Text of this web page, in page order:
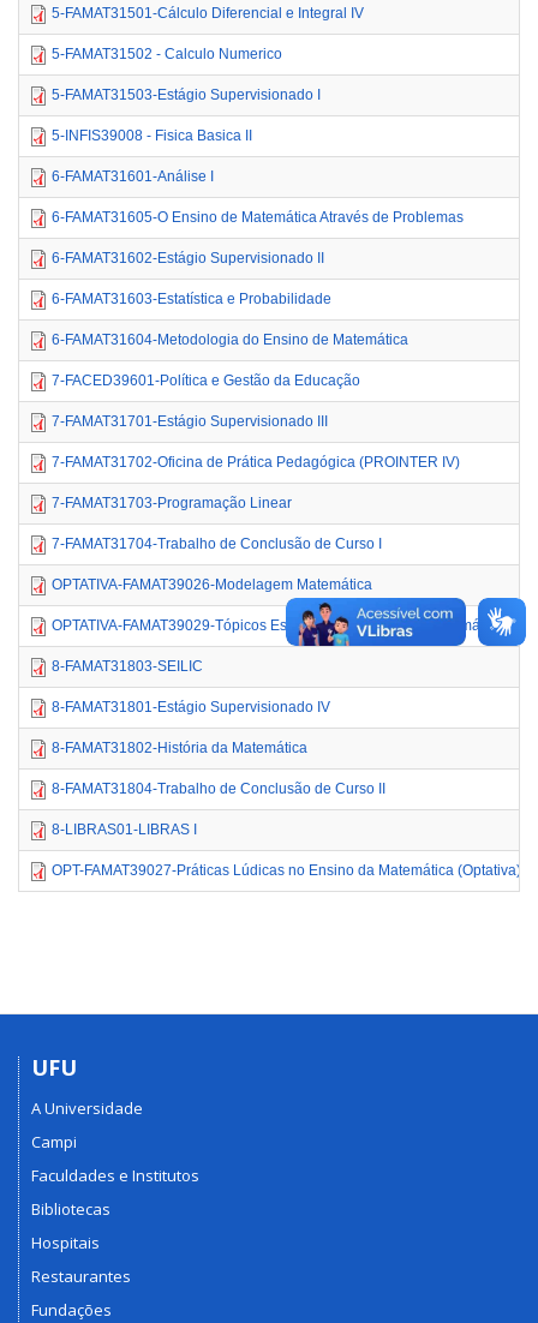
5-FAMAT31501-Cálculo Diferencial e Integral IV
5-FAMAT31502 - Calculo Numerico
5-FAMAT31503-Estágio Supervisionado I
5-INFIS39008 - Fisica Basica II
6-FAMAT31601-Análise I
6-FAMAT31605-O Ensino de Matemática Através de Problemas
6-FAMAT31602-Estágio Supervisionado II
6-FAMAT31603-Estatística e Probabilidade
6-FAMAT31604-Metodologia do Ensino de Matemática
7-FACED39601-Política e Gestão da Educação
7-FAMAT31701-Estágio Supervisionado III
7-FAMAT31702-Oficina de Prática Pedagógica (PROINTER IV)
7-FAMAT31703-Programação Linear
7-FAMAT31704-Trabalho de Conclusão de Curso I
OPTATIVA-FAMAT39026-Modelagem Matemática
OPTATIVA-FAMAT39029-Tópicos Especiais de Educação Matemática
8-FAMAT31803-SEILIC
8-FAMAT31801-Estágio Supervisionado IV
8-FAMAT31802-História da Matemática
8-FAMAT31804-Trabalho de Conclusão de Curso II
8-LIBRAS01-LIBRAS I
OPT-FAMAT39027-Práticas Lúdicas no Ensino da Matemática (Optativa)
UFU
A Universidade
Campi
Faculdades e Institutos
Bibliotecas
Hospitais
Restaurantes
Fundações